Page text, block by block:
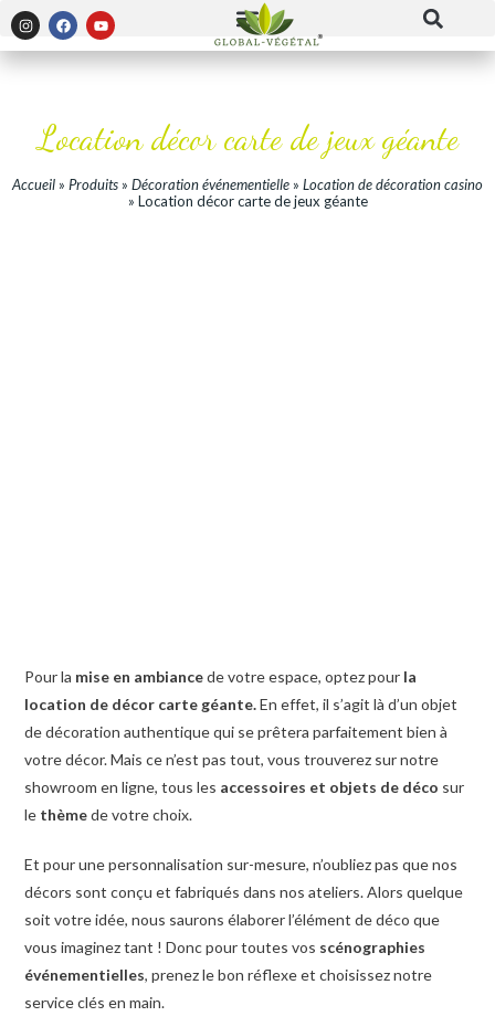
Location décor carte de jeux géante
Accueil » Produits » Décoration événementielle » Location de décoration casino
» Location décor carte de jeux géante
Pour la mise en ambiancede votre espace, optez pour la
location de décor carte géante.En effet, il s’agit là d’un objet
de décoration authentique qui se prêtera parfaitement bien à
votre décor. Mais ce n’est pas tout, vous trouverez sur notre
showroom en ligne, tous les accessoires et objets de déco sur
le thèmede votre choix.
Et pour une personnalisation sur-mesure, n’oubliez pas que nos
décors sont conçu et fabriqués dans nos ateliers. Alors quelque
soit votre idée, nous saurons élaborer l’élément de déco que
vous imaginez tant ! Donc pour toutes vos scénographies
événementielles, prenez le bon réflexe et choisissez notre
service clés en main.